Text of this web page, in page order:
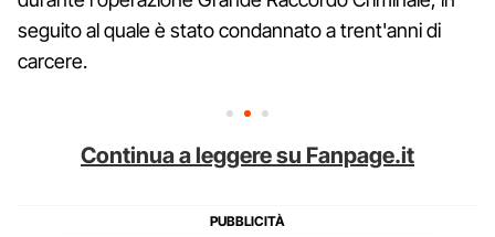
seguito al quale è stato condannato a trent'anni di
carcere.
Continua a leggere su Fanpage.it